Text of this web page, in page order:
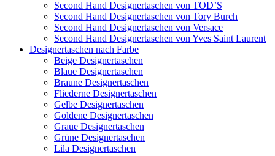
Second Hand Designertaschen von TOD’S
Second Hand Designertaschen von Tory Burch
Second Hand Designertaschen von Versace
Second Hand Designertaschen von Yves Saint Laurent
Designertaschen nach Farbe
Beige Designertaschen
Blaue Designertaschen
Braune Designertaschen
Fliederne Designertaschen
Gelbe Designertaschen
Goldene Designertaschen
Graue Designertaschen
Grüne Designertaschen
Lila Designertaschen